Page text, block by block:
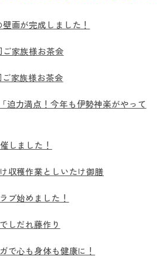
画が完成しました！
家族様お茶会
家族様お茶会
力満点！今年も伊勢神楽がやって
しました！
収穫作業としいたけ御膳
ブ始めました！
しだれ藤作り
心も身体も健康に！